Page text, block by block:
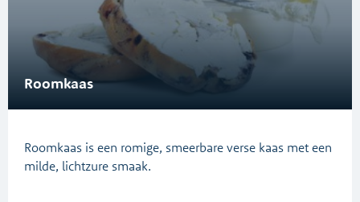
Roomkaas
Roomkaas is een romige, smeerbare verse kaas met een
milde, lichtzure smaak.